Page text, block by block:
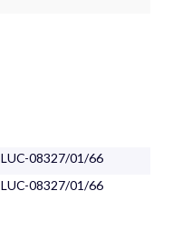
LUC-08327/01/66
LUC-08327/01/66